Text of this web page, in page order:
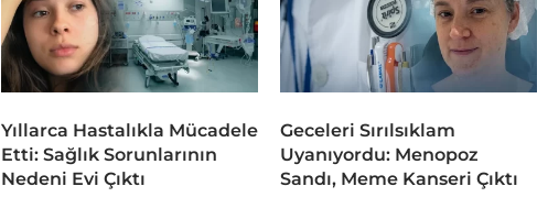
Yıllarca Hastalıkla Mücadele
Etti: Sağlık Sorunlarının
Nedeni Evi Çıktı
Geceleri Sırılsıklam
Uyanıyordu: Menopoz
Sandı, Meme Kanseri Çıktı